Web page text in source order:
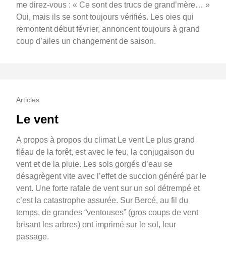
me direz-vous : « Ce sont des trucs de grand’mère… »
Oui, mais ils se sont toujours vérifiés. Les oies qui
remontent début février, annoncent toujours à grand
coup d’ailes un changement de saison.
Articles
Le vent
A propos à propos du climat Le vent Le plus grand
fléau de la forêt, est avec le feu, la conjugaison du
vent et de la pluie. Les sols gorgés d’eau se
désagrègent vite avec l’effet de succion généré par le
vent. Une forte rafale de vent sur un sol détrempé et
c’est la catastrophe assurée. Sur Bercé, au fil du
temps, de grandes “ventouses” (gros coups de vent
brisant les arbres) ont imprimé sur le sol, leur
passage.